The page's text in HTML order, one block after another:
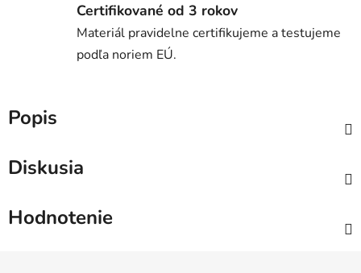
Certifikované od 3 rokov
Materiál pravidelne certifikujeme a testujeme
podľa noriem EÚ.
Popis
Diskusia
Hodnotenie